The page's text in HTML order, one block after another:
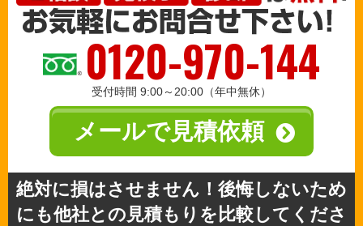
0120-970-144
受付時間 9:00～20:00（年中無休）
メールで見積依頼
絶対に損はさせません！後悔しないため
にも他社との見積もりを比較してくださ